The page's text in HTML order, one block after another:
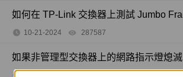
如何在 TP-Link 交換器上測試 Jumbo
10-21-2024 287587
如果非管理型交換器上的網路指示燈熄